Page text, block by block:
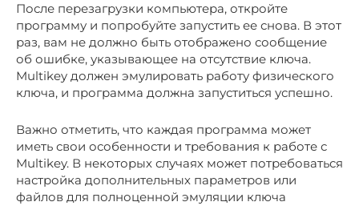
После перезагрузки компьютера, откройте
программу и попробуйте запустить ее снова. В этот
раз, вам не должно быть отображено сообщение
об ошибке, указывающее на отсутствие ключа.
Multikey должен эмулировать работу физического
ключа, и программа должна запуститься успешно.
Важно отметить, что каждая программа может
иметь свои особенности и требования к работе с
Multikey. В некоторых случаях может потребоваться
настройка дополнительных параметров или
файлов для полноценной эмуляции ключа